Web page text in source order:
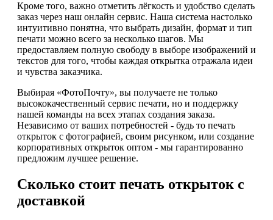
Кроме того, важно отметить лёгкость и удобство сделать
заказ через наш онлайн сервис. Наша система настолько
интуитивно понятна, что выбрать дизайн, формат и тип
печати можно всего за несколько шагов. Мы
предоставляем полную свободу в выборе изображений и
текстов для того, чтобы каждая открытка отражала идеи
и чувства заказчика.
Выбирая «ФотоПочту», вы получаете не только
высококачественный сервис печати, но и поддержку
нашей команды на всех этапах создания заказа.
Независимо от ваших потребностей - будь то печать
открыток с фотографией, своим рисунком, или создание
корпоративных открыток оптом - мы гарантированно
предложим лучшее решение.
Сколько стоит печать открыток с
доставкой